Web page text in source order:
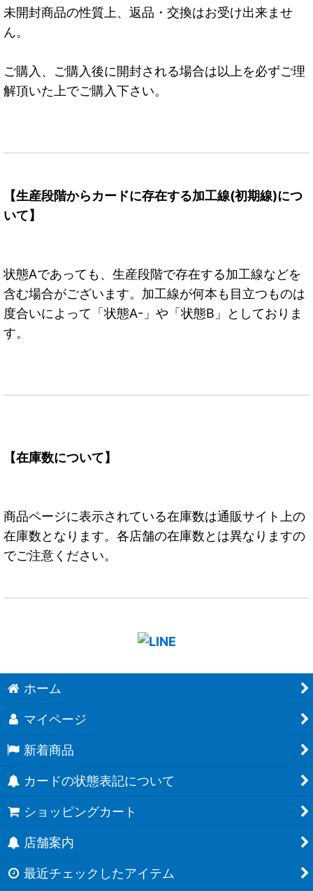
未開封商品の性質上、返品・交換はお受け出来ませ
ん。
ご購入、ご購入後に開封される場合は以上を必ずご理
解頂いた上でご購入下さい。
【生産段階からカードに存在する加工線(初期線)につ
いて】
状態Aであっても、生産段階で存在する加工線などを
含む場合がございます。加工線が何本も目立つものは
度合いによって「状態A-」や「状態B」としておりま
す。
【在庫数について】
商品ページに表示されている在庫数は通販サイト上の
在庫数となります。各店舗の在庫数とは異なりますの
でご注意ください。
ホーム
マイページ
新着商品
カードの状態表記について
ショッピングカート
店舗案内
最近チェックしたアイテム